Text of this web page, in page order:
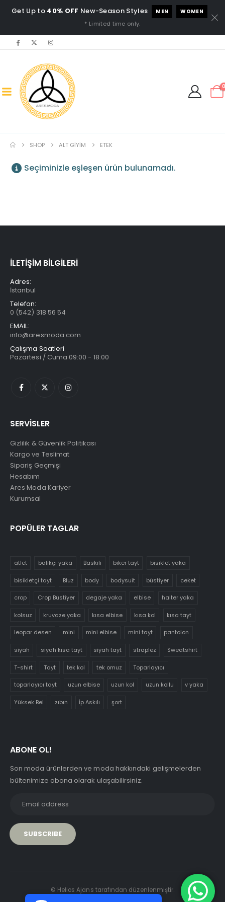
7/24 Canlı Destek
Get Up to 40% OFF New-Season Styles MEN WOMEN
* Limited time only.
SHOP ALT GIYIM ETEK
Seçiminizle eşleşen ürün bulunamadı.
İLETİŞİM BİLGİLERİ
Adres:
İstanbul
Telefon:
0 (542) 318 56 54
EMAIL:
info@aresmoda.com
Çalışma Saatleri
Pazartesi / Cuma 09:00 - 18:00
SERVİSLER
Gizlilik & Güvenlik Politikası
Kargo ve Teslimat
Sipariş Geçmişi
Hesabım
Ares Moda Kariyer
Kurumsal
POPÜLER TAGLAR
atlet balıkçı yaka Baskılı biker tayt bisiklet yaka
bisikletçi tayt Bluz body bodysuit büstiyer ceket
crop Crop Büstiyer degaje yaka elbise halter yaka
kolsuz kruvaze yaka kısa elbise kısa kol kısa tayt
leopar desen mini mini elbise mini tayt pantolon
siyah siyah kısa tayt siyah tayt straplez Sweatshirt
T-shirt Tayt tek kol tek omuz Toparlayıcı
toparlayıcı tayt uzun elbise uzun kol uzun kollu v yaka
Yüksek Bel zıbın İp Askılı şort
ABONE OL!
Son moda ürünlerden ve moda hakkındaki gelişmelerden
bültenimize abona olarak ulaşabilirsiniz.
© Helios Ajans tarafından düzenlenmiştir.